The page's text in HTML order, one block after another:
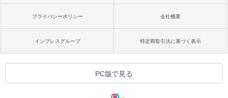
プライバシーポリシー 会社概要
インプレスグループ 特定商取引法に基づく表示
PC版で見る